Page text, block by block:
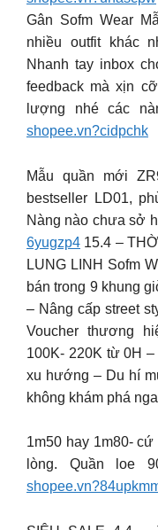
Gân Sofm Wear
nhiều outfit khác
Nhanh tay inbox
feedback mà xịn
lượng nhé các
shopee.vn?cidpchk
Mẫu quần mới
bestseller LD01,
Nàng nào chưa sở
6yugzp4 15.4 –
LUNG LINH Sofm
bán trong 9 khung
– Nâng cấp street
Voucher thương
100K- 220K từ 0H
xu hướng – Du hí
không khám phá
1m50 hay 1m80-
lòng. Quần loe